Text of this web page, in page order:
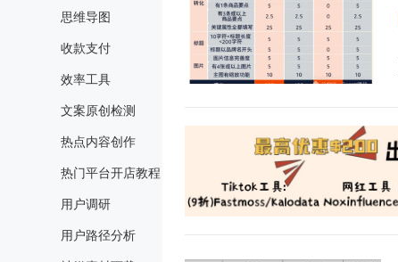
思维导图
收款支付
效率工具
文案原创检测
热点内容创作
热门平台开店教程
用户调研
用户路径分析